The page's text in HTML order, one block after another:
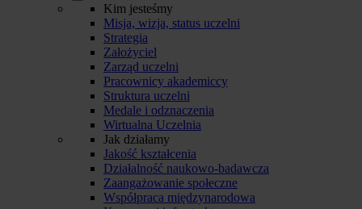
Kim jesteśmy
Misja, wizja, status uczelni
Strategia
Założyciel
Zarząd uczelni
Pracownicy akademiccy
Struktura uczelni
Medale i odznaczenia
Wirtualna Uczelnia
Jak działamy
Jakość kształcenia
Działalność naukowo-badawcza
Zaangażowanie społeczne
Współpraca międzynarodowa